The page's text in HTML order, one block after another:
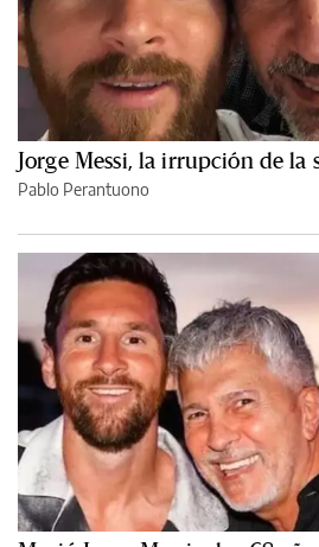
Jorge Messi, la irrupción de la
Pablo Perantuono